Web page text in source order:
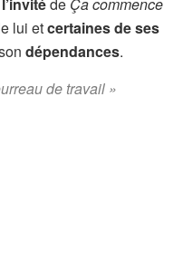
lui etcertaines de ses
dépendances.
de travail »